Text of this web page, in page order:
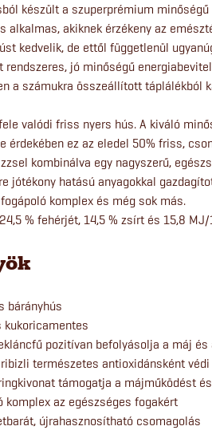
készült a szuperprémium
alkalmas, akiknek érzékeny az
kedvelik, de ettől függetlenül
rendszeres, jó minőségű
a számukra összeállított táplálékból
valódi friss nyers hús. A kiváló
érdekében ez az eledel 50% friss,
kombinálva egy nagyszerű,
jótékony hatású anyagokkal
fogápoló komplex és még sok más.
% fehérjét, 14,5 % zsírt és 15,8
bárányhús
kukoricamentes
pozitívan befolyásolja a máj
ribizli természetes antioxidánsként
támogatja a májműködést
komplex az egészséges fogakért
újrahasznosítható csomagolás